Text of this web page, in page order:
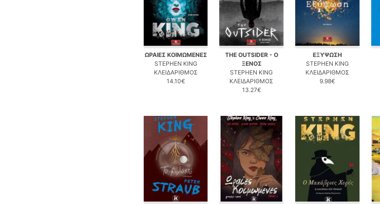
ΩΡΑΙΕΣ ΚΟΙΜΩΜΕΝΕΣ
STEPHEN KING
ΚΛΕΙΔΑΡΙΘΜΟΣ
14.10€
THE OUTSIDER - Ο
ΞΕΝΟΣ
STEPHEN KING
ΚΛΕΙΔΑΡΙΘΜΟΣ
13.27€
ΕΞΥΨΩΣΗ
STEPHEN KING
ΚΛΕΙΔΑΡΙΘΜΟΣ
9.98€